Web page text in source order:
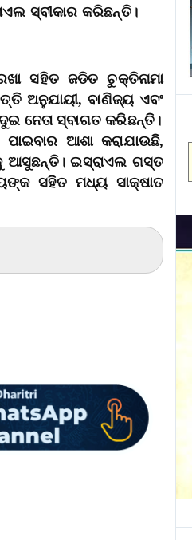
ସ୍ବୀକାର କରିଛନ୍ତି।
ସହିତ ଜଡିତ ଚୁକ୍ତିନାମା
ଅନୁଯାୟୀ, ବାଣିଜ୍ୟ ଏବଂ
ନେତା ସ୍ବାଗତ କରିଛନ୍ତି।
ଆଶା କରାଯାଉଛି,
ଆସୁଛନ୍ତି। ଇସ୍ରାଏଲ ଗସ୍ତ
ସହିତ ମଧ୍ୟ ସାକ୍ଷାତ